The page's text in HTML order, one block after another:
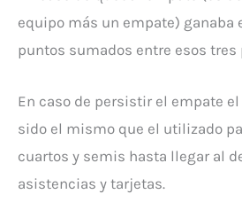
equipo más un empate) ganaba
puntos sumados entre esos tres
En caso de persistir el empate
sido el mismo que el utilizado
cuartos y semis hasta llegar al
asistencias y tarjetas.